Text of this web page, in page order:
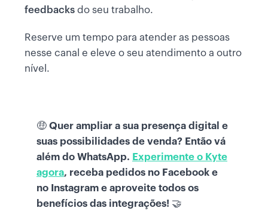
feedbacks do seu trabalho.
Reserve um tempo para atender as pessoas
nesse canal e eleve o seu atendimento a outro
nível.
🤑 Quer ampliar a sua presença digital e
suas possibilidades de venda? Então vá
além do WhatsApp. Experimente o Kyte
agora, receba pedidos no Facebook e
no Instagram e aproveite todos os
benefícios das integrações! 🤝